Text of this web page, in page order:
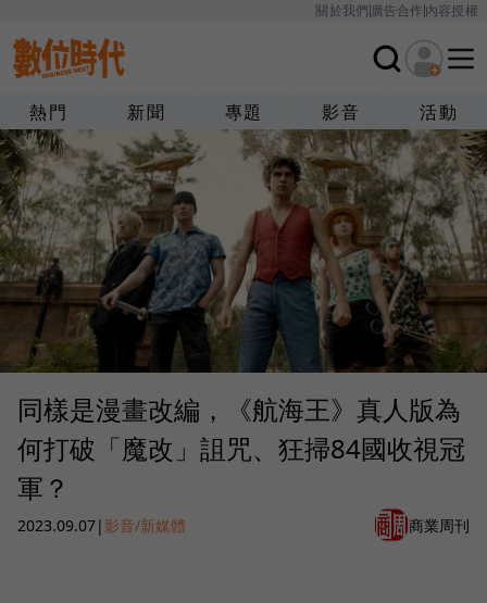
關於我們廣告合作內容授權
熱門 新聞 專題 影音 活動
同樣是漫畫改編，《航海王》真人版為
何打破「魔改」詛咒、狂掃84國收視冠
軍？
2023.09.07| 影音/新媒體 商業周刊